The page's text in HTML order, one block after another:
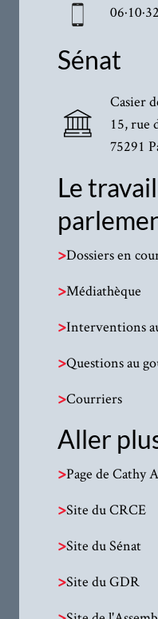
Sénat
Casier
15, rue
75291
Le travail
>Dossiers en
>Médiathèque
>Interventions
>Questions au
>Courriers
Aller
>Page de Cathy
>Site du CRCE
>Site du Sénat
>Site du GDR